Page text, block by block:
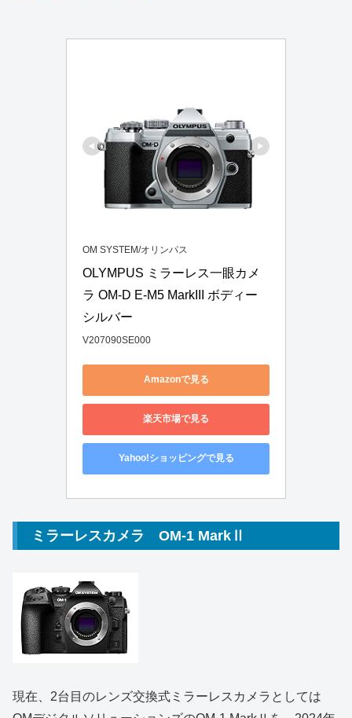
OM SYSTEM/オリンパス
OLYMPUS ミラーレス一眼カメ
ラ OM-D E-M5 MarkIII ボディー
シルバー
V207090SE000
Amazonで見る
楽天市場で見る
Yahoo!ショッピングで見る
ミラーレスカメラ OM-1 MarkⅡ
現在、2台目のレンズ交換式ミラーレスカメラとしては